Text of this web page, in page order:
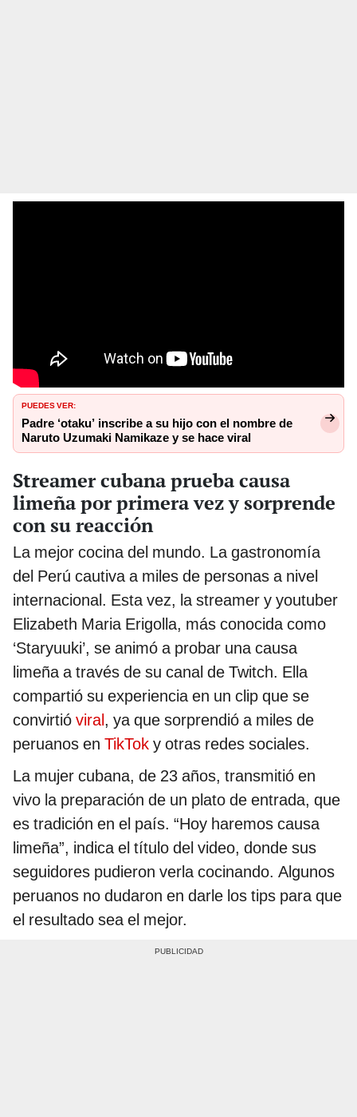
PUEDES VER:
Padre ‘otaku’ inscribe a su hijo con el nombre de
Naruto Uzumaki Namikaze y se hace viral
Streamer cubana prueba causa
limeña por primera vez y sorprende
con su reacción
La mejor cocina del mundo. La gastronomía
del Perú cautiva a miles de personas a nivel
internacional. Esta vez, la streamer y youtuber
Elizabeth Maria Erigolla, más conocida como
‘Staryuuki’, se animó a probar una causa
limeña a través de su canal de Twitch. Ella
compartió su experiencia en un clip que se
convirtió viral, ya que sorprendió a miles de
peruanos en TikTok y otras redes sociales.
La mujer cubana, de 23 años, transmitió en
vivo la preparación de un plato de entrada, que
es tradición en el país. “Hoy haremos causa
limeña”, indica el título del video, donde sus
seguidores pudieron verla cocinando. Algunos
peruanos no dudaron en darle los tips para que
el resultado sea el mejor.